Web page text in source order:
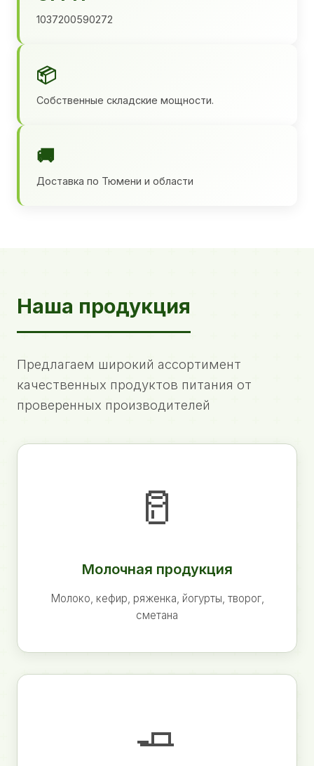
1037200590272
📦
Собственные складские мощности.
🚚
Доставка по Тюмени и области
Наша продукция
Предлагаем широкий ассортимент
качественных продуктов питания от
проверенных производителей
🥛
Молочная продукция
Молоко, кефир, ряженка, йогурты, творог,
сметана
🧈